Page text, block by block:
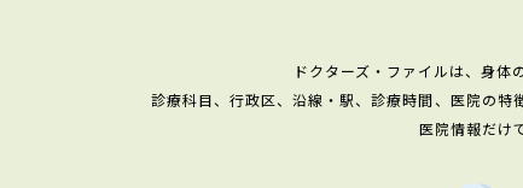
ドクターズ・ファイルは、身体
診療科目、行政区、沿線・駅、診療時間、医院の特
医院情報だけ